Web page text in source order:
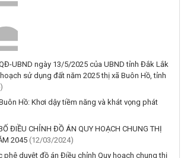
diện tích tăng thêm của ông Nguyễn Tấn
Thị Liễu đang sử dụng đất tại phường Buôn
yết, công khai hồ sơ cấp giấy chứng nhận
đầu 02 hồ sơ của các cá nhân đang sử dụng
Hồ, tỉnh Đắk Lắk
yết, công khai hồ sơ mất Giấy chứng nhận
tên bà Nguyễn Thị Hạnh. Thường trú tại:
UBND ngày 13/5/2025 của UBND tỉnh Đắk Lắk
sử dụng đất năm 2025 thị xã Buôn Hồ, tỉnh
Hồ: Khơi dậy tiềm năng và khát vọng phát
ĐIỀU CHỈNH ĐỒ ÁN QUY HOẠCH CHUNG THỊ
2045 (12/03/2024)
phê duyệt đồ án Điều chỉnh Quy hoạch chung thị